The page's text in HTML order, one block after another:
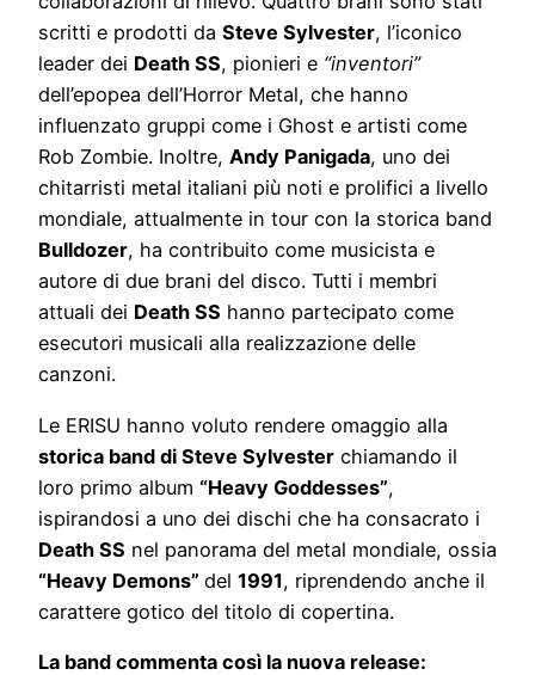
scritti e prodotti da Steve Sylvester, l’iconico
leader dei Death SS, pionieri e “inventori”
dell’epopea dell’Horror Metal, che hanno
influenzato gruppi come i Ghost e artisti come
Rob Zombie. Inoltre, Andy Panigada, uno dei
chitarristi metal italiani più noti e prolifici a livello
mondiale, attualmente in tour con la storica band
Bulldozer, ha contribuito come musicista e
autore di due brani del disco. Tutti i membri
attuali dei Death SS hanno partecipato come
esecutori musicali alla realizzazione delle
canzoni.
Le ERISU hanno voluto rendere omaggio alla
storica band di Steve Sylvester chiamando il
loro primo album “Heavy Goddesses”,
ispirandosi a uno dei dischi che ha consacrato i
Death SS nel panorama del metal mondiale, ossia
“Heavy Demons” del 1991, riprendendo anche il
carattere gotico del titolo di copertina.
La band commenta così la nuova release: